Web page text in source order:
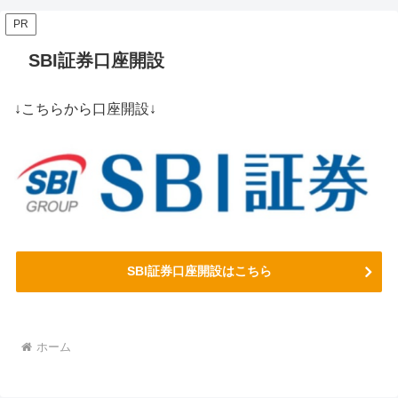
PR
SBI証券口座開設
↓こちらから口座開設↓
SBI証券口座開設はこちら
ホーム